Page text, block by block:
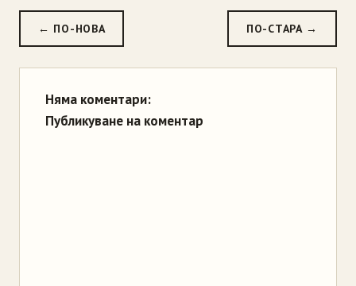
← ПО-НОВА ПО-СТАРА →
Няма коментари:
Публикуване на коментар